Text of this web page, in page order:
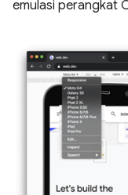
emulasi perangkat